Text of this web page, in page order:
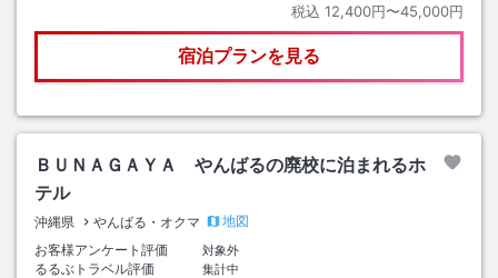
税込 12,400円〜45,000円
宿泊プランを見る
ＢＵＮＡＧＡＹＡ やんばるの廃校に泊まれるホ
テル
沖縄県 やんばる・オクマ
地図
お客様アンケート評価
対象外
るるぶトラベル評価
集計中